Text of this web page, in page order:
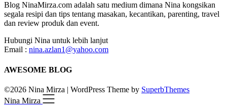
Blog NinaMirza.com adalah satu medium dimana Nina kongsikan
segala resipi dan tips tentang masakan, kecantikan, parenting, travel
dan review produk dan event.
Hubungi Nina untuk lebih lanjut
Email : nina.azlan1@yahoo.com
AWESOME BLOG
©2026 Nina Mirza | WordPress Theme by SuperbThemes
Nina Mirza